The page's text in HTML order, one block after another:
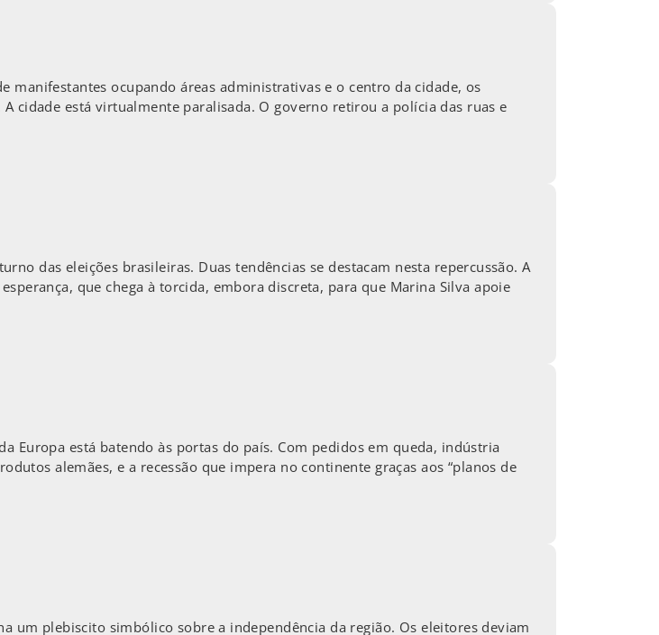
manifestantes ocupando áreas administrativas e o centro da cidade, os
cidade está virtualmente paralisada. O governo retirou a polícia das ruas e
das eleições brasileiras. Duas tendências se destacam nesta repercussão. A
que chega à torcida, embora discreta, para que Marina Silva apoie
Europa está batendo às portas do país. Com pedidos em queda, indústria
alemães, e a recessão que impera no continente graças aos “planos de
um plebiscito simbólico sobre a independência da região. Os eleitores deviam